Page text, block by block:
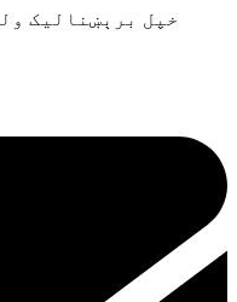
خپل برېښنالیک